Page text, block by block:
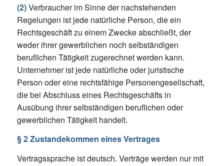
(2)Verbraucher im Sinne der nachstehenden
Regelungen ist jede natürliche Person, die ein
Rechtsgeschäft zu einem Zwecke abschließt, der
weder ihrer gewerblichen noch selbständigen
beruflichen Tätigkeit zugerechnet werden kann.
Unternehmer ist jede natürliche oder juristische
Person oder eine rechtsfähige Personengesellschaft,
die bei Abschluss eines Rechtsgeschäfts in
Ausübung ihrer selbständigen beruflichen oder
gewerblichen Tätigkeit handelt.
§ 2 Zustandekommen eines Vertrages
Vertragssprache ist deutsch. Verträge werden nur mit